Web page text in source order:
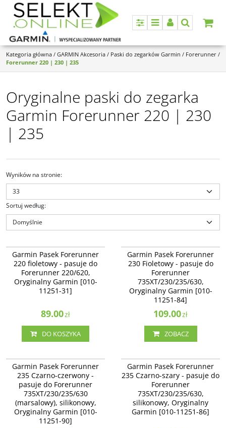
PanelMenuPanelSzukaj
Kategoria główna / GARMIN Akcesoria / Paski do zegarków Garmin / Forerunner /
Forerunner 220 | 230 | 235
Oryginalne paski do zegarka
Garmin Forerunner 220 | 230
| 235
Wyników na stronie:
Sortuj według:
Pasek Forerunner 220 fioletowo
biały
Garmin Pasek Forerunner
220 fioletowy - pasuje do
Forerunner 220/620,
Oryginalny Garmin [010-
11251-31]
89.00zł
DO KOSZYKA
Paski do zegarka (Forerunner®
230/235/630)
Dostępność: Zakończono
produkcję. Produkt niedostępny.
Garmin Pasek Forerunner
230 Fioletowy - pasuje do
Forerunner
735XT/230/235/630,
Oryginalny Garmin [010-
11251-84]
109.00zł
ZOBACZ
Paski do zegarka (Forerunner®
230/235/630)
Garmin Pasek Forerunner
235 Czarno-czerwony -
pasuje do Forerunner
735XT/230/235/630
(marsalowy), silikonowy,
Oryginalny Garmin [010-
11251-90]
Paski do zegarka (Forerunner®
230/235/630)
Garmin Pasek Forerunner
235 Czarno-szary - pasuje do
Forerunner
735XT/230/235/630,
silikonowy, Oryginalny
Garmin [010-11251-86]